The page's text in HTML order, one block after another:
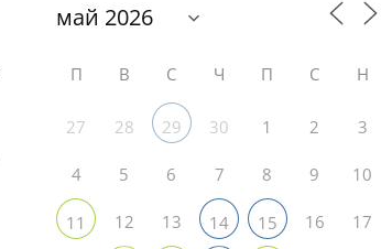
П В С Ч П С Н
27 28 29 30 1 2 3
4 5 6 7 8 9 10
11 12 13 14 15 16 17